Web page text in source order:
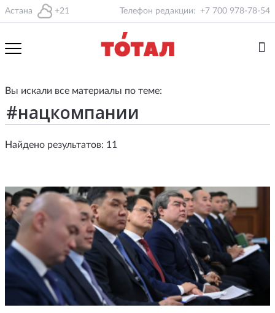
Астана +21 Телефон редакции: +7 700 978-78-54
Вы искали все материалы по теме:
Найдено результатов: 11